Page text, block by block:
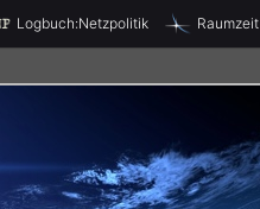
Logbuch:Netzpolitik Raumzeit